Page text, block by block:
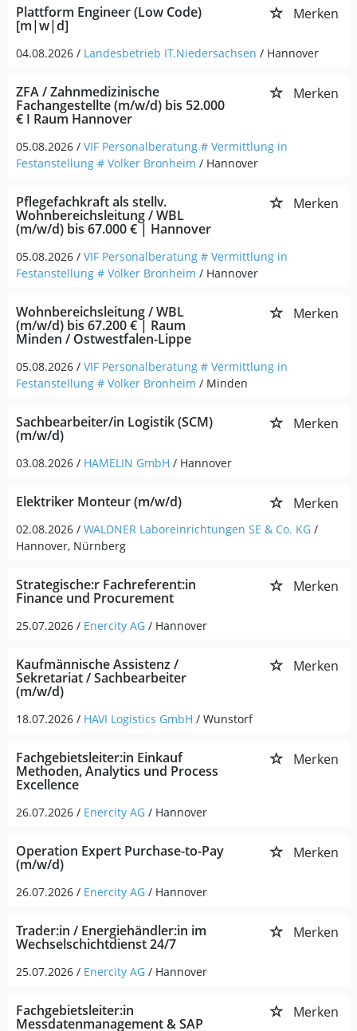
Plattform Engineer (Low Code)
[m|w|d]
Merken
04.08.2026 / Landesbetrieb IT.Niedersachsen / Hannover
ZFA / Zahnmedizinische
Fachangestellte (m/w/d) bis 52.000
€ I Raum Hannover
Merken
05.08.2026 / VIF Personalberatung # Vermittlung in
Festanstellung # Volker Bronheim / Hannover
Pflegefachkraft als stellv.
Wohnbereichsleitung / WBL
(m/w/d) bis 67.000 € | Hannover
Merken
05.08.2026 / VIF Personalberatung # Vermittlung in
Festanstellung # Volker Bronheim / Hannover
Wohnbereichsleitung / WBL
(m/w/d) bis 67.200 € | Raum
Minden / Ostwestfalen-Lippe
Merken
05.08.2026 / VIF Personalberatung # Vermittlung in
Festanstellung # Volker Bronheim / Minden
Sachbearbeiter/in Logistik (SCM)
(m/w/d)
Merken
03.08.2026 / HAMELIN GmbH / Hannover
Elektriker Monteur (m/w/d) Merken
02.08.2026 / WALDNER Laboreinrichtungen SE & Co. KG /
Hannover, Nürnberg
Strategische:r Fachreferent:in
Finance und Procurement
Merken
25.07.2026 / Enercity AG / Hannover
Kaufmännische Assistenz /
Sekretariat / Sachbearbeiter
(m/w/d)
Merken
18.07.2026 / HAVI Logistics GmbH / Wunstorf
Fachgebietsleiter:in Einkauf
Methoden, Analytics und Process
Excellence
Merken
26.07.2026 / Enercity AG / Hannover
Operation Expert Purchase-to-Pay
(m/w/d)
Merken
26.07.2026 / Enercity AG / Hannover
Trader:in / Energiehändler:in im
Wechselschichtdienst 24/7
Merken
25.07.2026 / Enercity AG / Hannover
Fachgebietsleiter:in
Messdatenmanagement & SAP
Merken